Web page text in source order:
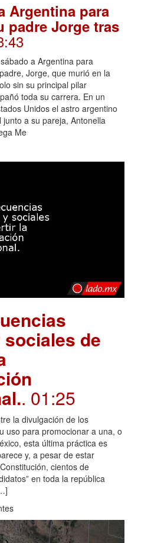
Argentina para
padre Jorge tras
a Argentina para
Jorge, que murió en la
sin su principal pilar
toda su carrera. En un
Unidos el astro argentino
a su pareja, Antonella
Me
de
. 01:25
la divulgación de los
uso para promocionar a una, o
esta última práctica es
y, a pesar de estar
cientos de
en toda la república